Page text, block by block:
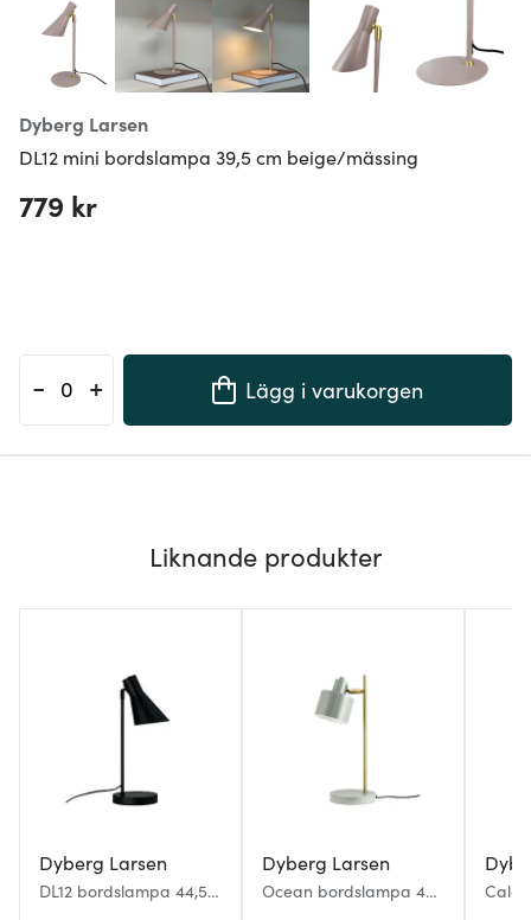
Dyberg Larsen
DL12 mini bordslampa 39,5 cm beige/mässing
779 kr
- + Lägg i varukorgen
Liknande produkter
Dyberg Larsen
DL12 bordslampa 44,5
Dyberg Larsen
Ocean bordslampa 43
Cale